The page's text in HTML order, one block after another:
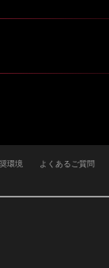
環境 よくあるご質問